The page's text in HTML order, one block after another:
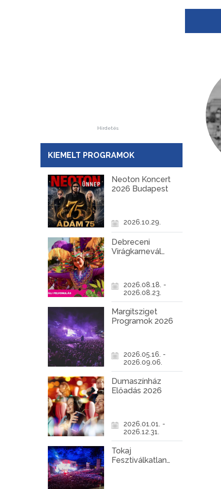
Hirdetés
KIEMELT PROGRAMOK
Neoton Koncert
2026 Budapest
2026.10.29.
Debreceni
Virágkarnevál
2026.08.18. -
2026.08.23.
Margitsziget
Programok 2026
2026.05.16. -
2026.09.06.
Dumaszínház
Előadás 2026
2026.01.01. -
2026.12.31.
Tokaj
Fesztiválkatlan